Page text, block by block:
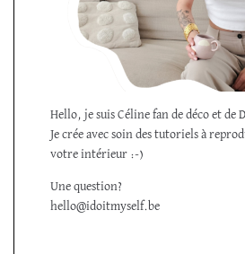
Hello, je suis Céline fan de déco et de
Je crée avec soin des tutoriels à
votre intérieur :-)
Une question?
hello@idoitmyself.be